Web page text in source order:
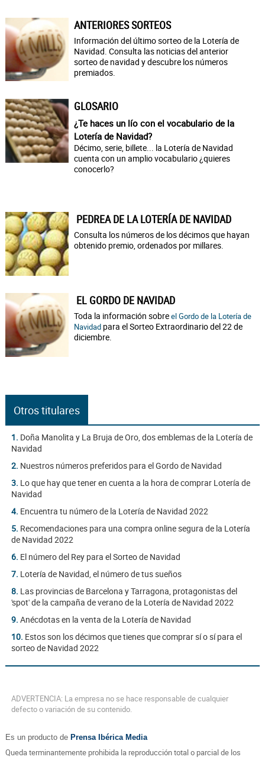
ANTERIORES SORTEOS
Información del último sorteo de la Lotería de
Navidad. Consulta las noticias del anterior
sorteo de navidad y descubre los números
premiados.
GLOSARIO
¿Te haces un lío con el vocabulario de la
Lotería de Navidad?
Décimo, serie, billete... la Lotería de Navidad
cuenta con un amplio vocabulario ¿quieres
conocerlo?
PEDREA DE LA LOTERÍA DE NAVIDAD
Consulta los números de los décimos que hayan
obtenido premio, ordenados por millares.
EL GORDO DE NAVIDAD
Toda la información sobreel Gordo de la Lotería de
Navidad para el Sorteo Extraordinario del 22 de
diciembre.
Otros titulares
1. Doña Manolita y La Bruja de Oro, dos emblemas de la Lotería de
Navidad
2. Nuestros números preferidos para el Gordo de Navidad
3. Lo que hay que tener en cuenta a la hora de comprar Lotería de
Navidad
4. Encuentra tu número de la Lotería de Navidad 2022
5. Recomendaciones para una compra online segura de la Lotería
de Navidad 2022
6. El número del Rey para el Sorteo de Navidad
7. Lotería de Navidad, el número de tus sueños
8. Las provincias de Barcelona y Tarragona, protagonistas del
'spot' de la campaña de verano de la Lotería de Navidad 2022
9. Anécdotas en la venta de la Lotería de Navidad
10. Estos son los décimos que tienes que comprar sí o sí para el
sorteo de Navidad 2022
ADVERTENCIA: La empresa no se hace responsable de cualquier
defecto o variación de su contenido.
Es un producto de Prensa Ibérica Media
Queda terminantemente prohibida la reproducción total o parcial de los